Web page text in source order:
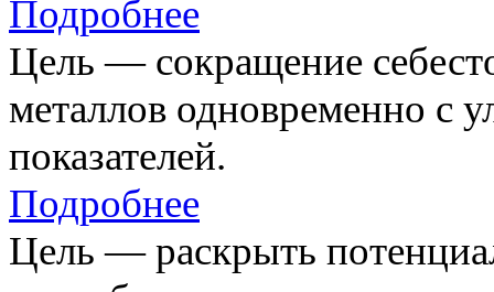
Подробнее
Цель — сокращение
металлов одновременно с
показателей.
Подробнее
Цель — раскрыть